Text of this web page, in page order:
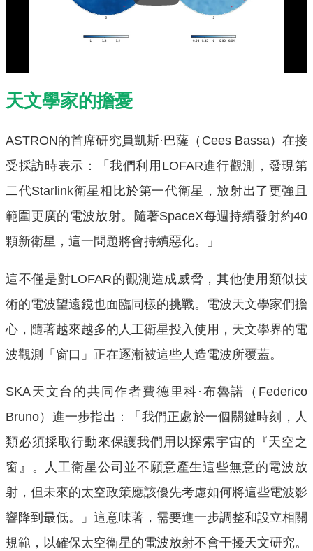
天文學家的擔憂
ASTRON的首席研究員凱斯·巴薩（Cees Bassa）在接
受採訪時表示：「我們利用LOFAR進行觀測，發現第
二代Starlink衛星相比於第一代衛星，放射出了更強且
範圍更廣的電波放射。隨著SpaceX每週持續發射約40
顆新衛星，這一問題將會持續惡化。」
這不僅是對LOFAR的觀測造成威脅，其他使用類似技
術的電波望遠鏡也面臨同樣的挑戰。電波天文學家們擔
心，隨著越來越多的人工衛星投入使用，天文學界的電
波觀測「窗口」正在逐漸被這些人造電波所覆蓋。
SKA天文台的共同作者費德里科·布魯諾（Federico
Bruno）進一步指出：「我們正處於一個關鍵時刻，人
類必須採取行動來保護我們用以探索宇宙的『天空之
窗』。人工衛星公司並不願意產生這些無意的電波放
射，但未來的太空政策應該優先考慮如何將這些電波影
響降到最低。」這意味著，需要進一步調整和設立相關
規範，以確保太空衛星的電波放射不會干擾天文研究。